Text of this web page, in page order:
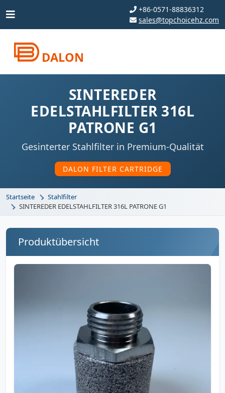
+86-0571-88836312
sales@topchoicehz.com
DALON
SINTEREDER
EDELSTAHLFILTER 316L
PATRONE G1
Gesinterter Stahlfilter in Premium-Qualität
DALON FILTER CARTRIDGE
Startseite
Stahlfilter
SINTEREDER EDELSTAHLFILTER 316L PATRONE G1
Produktübersicht